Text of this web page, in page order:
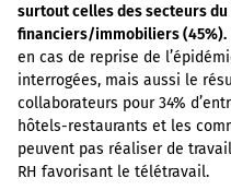
surtout celles des secteurs
financiers/immobiliers (45%).
en cas de reprise de
interrogées, mais aussi le
collaborateurs pour 34%
hôtels-restaurants et les
peuvent pas réaliser de
RH favorisant le télétravail.